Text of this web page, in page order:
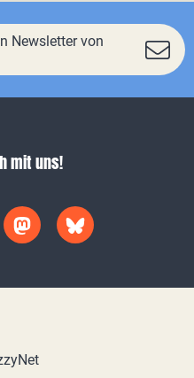
Newsletter von
mit uns!